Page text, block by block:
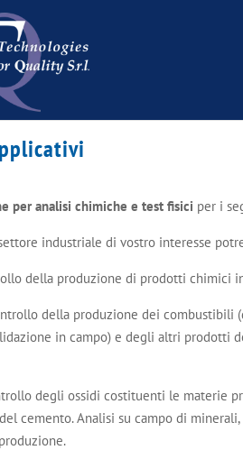
per analisi chimiche e test fisici per i
industriale di vostro interesse
della produzione di prodotti chimici
della produzione dei combustibili
in campo) e degli altri prodotti
degli ossidi costituenti le materie
cemento. Analisi su campo di